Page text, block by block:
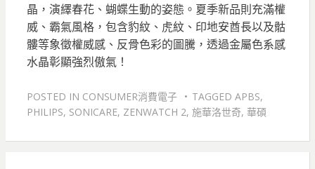
晶，演繹春花、蝴蝶生動的姿態。夏季新品則充滿權
威、霸氣風格，包含豹紋、虎紋、印地安酋長以及骷
髏等象徵權威感、反骨色彩的圖騰，透過金屬色系感
水晶彰顯強烈傲氣！
POSTED IN CONSUMER消費電子 TAGGED APBS,
PHILIPS, SONICARE, ZENWATCH 2, 施華洛世奇, 華碩